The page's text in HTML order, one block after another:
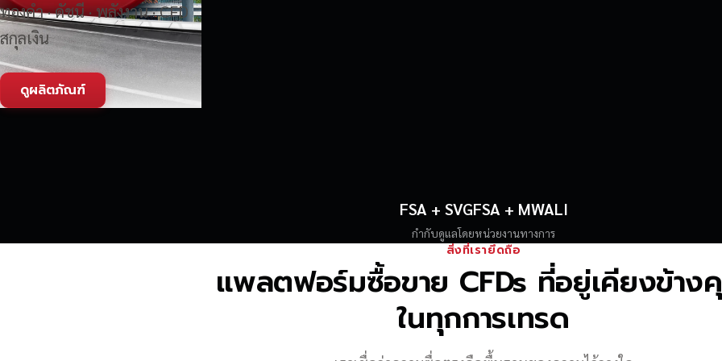
ทองคำ · ดัชนี · พลังงาน · CFD
สกุลเงิน
ดูผลิตภัณฑ์
FSA + SVGFSA + MWALI
กำกับดูแลโดยหน่วยงานทางการ
สิ่งที่เรายึดถือ
แพลตฟอร์มซื้อขาย CFDs ที่อยู่เคียงข้า
ในทุกการเทรด